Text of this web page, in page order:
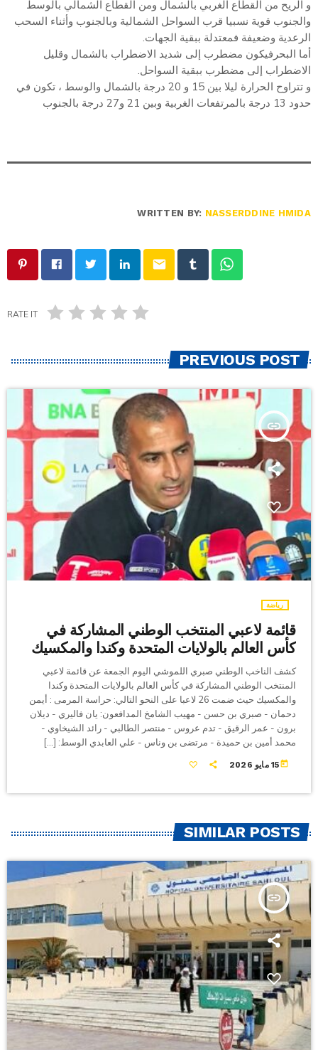
و الريح من القطاع الغربي بالشمال ومن القطاع الشمالي بالوسط
والجنوب قوية نسبيا قرب السواحل الشمالية وبالجنوب وأثناء السحب
الرعدية وضعيفة فمعتدلة ببقية الجهات.
أما البحرفيكون مضطرب إلى شديد الاضطراب بالشمال وقليل
الاضطراب إلى مضطرب ببقية السواحل.
و تتراوح الحرارة ليلا بين 15 و 20 درجة بالشمال والوسط ، تكون في
حدود 13 درجة بالمرتفعات الغربية وبين 21 و27 درجة بالجنوب
WRITTEN BY: NASSERDDINE HMIDA
email
RATE IT
PREVIOUS POST
insert_link
رياضة
قائمة لاعبي المنتخب الوطني المشاركة في
كأس العالم بالولايات المتحدة وكندا والمكسيك
كشف الناخب الوطني صبري اللموشي اليوم الجمعة عن قائمة لاعبي
المنتخب الوطني المشاركة في كأس العالم بالولايات المتحدة وكندا
والمكسيك حيث ضمت 26 لاعبا على النحو التالي: حراسة المرمى : أيمن
دحمان - صبري بن حسن - مهيب الشامخ المدافعون: يان فاليري - ديلان
برون - عمر الرقيق - تدم عروس - منتصر الطالبي - رائد الشيخاوي -
محمد أمين بن حميدة - مرتضى بن وناس - علي العابدي الوسط: […]
today15 مايو 2026
SIMILAR POSTS
insert_link